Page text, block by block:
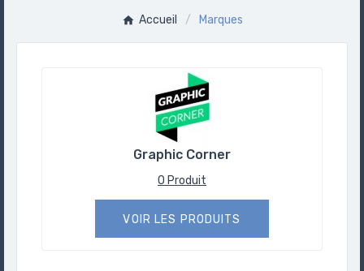
Accueil Marques
Graphic Corner
0 Produit
VOIR LES PRODUITS